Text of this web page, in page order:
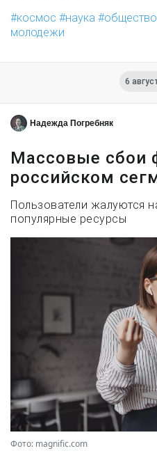
космос
наука общество
молодежи
6
Надежда Погребняк
Массовые сбои
российском
Пользователи жалуются
популярные ресурсы
Фото: magnific.com